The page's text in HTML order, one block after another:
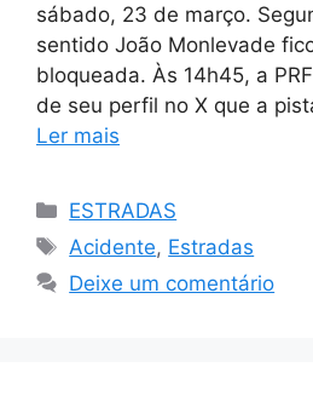
sábado, 23 de março.
sentido João Monlevade
bloqueada. Às 14h45, a
de seu perfil no X que a
Ler mais
Categorias
ESTRADAS
Tags
Acidente, Estradas
Deixe um comentário